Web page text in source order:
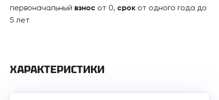
первоначальный взнос от 0, срок от одного года до
5 лет
ХАРАКТЕРИСТИКИ